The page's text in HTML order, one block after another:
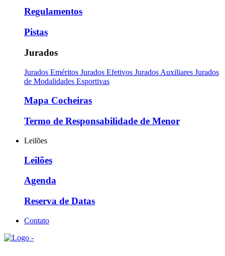
Regulamentos
Pistas
Jurados
Jurados Eméritos Jurados Efetivos Jurados Auxiliares Jurados
de Modalidades Esportivas
Mapa Cocheiras
Termo de Responsabilidade de Menor
Leilões
Leilões
Agenda
Reserva de Datas
Contato